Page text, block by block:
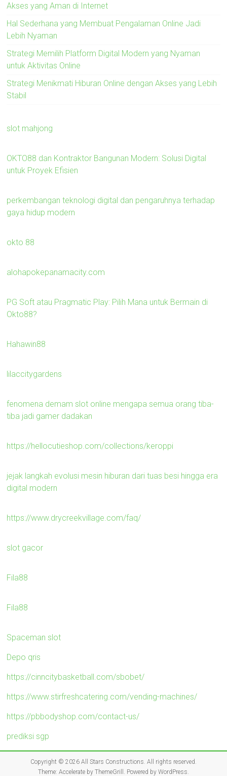
Akses yang Aman di Internet
Hal Sederhana yang Membuat Pengalaman Online Jadi
Lebih Nyaman
Strategi Memilih Platform Digital Modern yang Nyaman
untuk Aktivitas Online
Strategi Menikmati Hiburan Online dengan Akses yang Lebih
Stabil
slot mahjong
OKTO88 dan Kontraktor Bangunan Modern: Solusi Digital
untuk Proyek Efisien
perkembangan teknologi digital dan pengaruhnya terhadap
gaya hidup modern
okto 88
alohapokepanamacity.com
PG Soft atau Pragmatic Play: Pilih Mana untuk Bermain di
Okto88?
Hahawin88
lilaccitygardens
fenomena demam slot online mengapa semua orang tiba-
tiba jadi gamer dadakan
https://hellocutieshop.com/collections/keroppi
jejak langkah evolusi mesin hiburan dari tuas besi hingga era
digital modern
https://www.drycreekvillage.com/faq/
slot gacor
Fila88
Fila88
Spaceman slot
Depo qris
https://cinncitybasketball.com/sbobet/
https://www.stirfreshcatering.com/vending-machines/
https://pbbodyshop.com/contact-us/
prediksi sgp
Copyright © 2026 All Stars Constructions . All rights reserved.
Theme: Accelerateby ThemeGrill. Powered by WordPress